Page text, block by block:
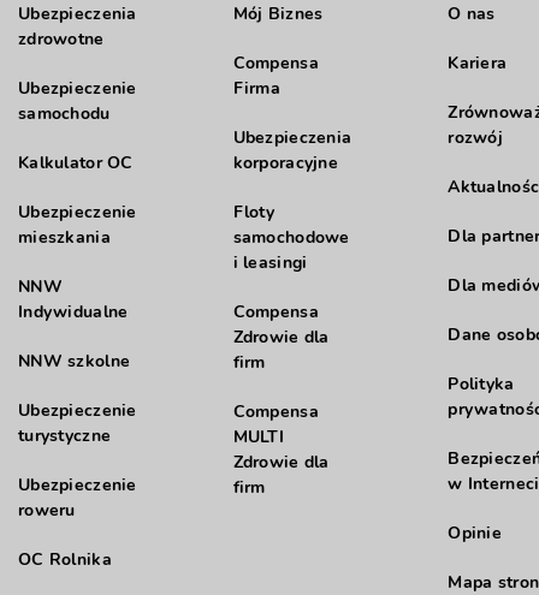
Ubezpieczenia
zdrowotne
Ubezpieczenie
samochodu
Kalkulator OC
Ubezpieczenie
mieszkania
NNW
Indywidualne
NNW szkolne
Ubezpieczenie
turystyczne
Ubezpieczenie
roweru
OC Rolnika
Mój Biznes
Compensa
Firma
Ubezpieczenia
korporacyjne
Floty
samochodowe
i leasingi
Compensa
Zdrowie dla
firm
Compensa
MULTI
Zdrowie dla
firm
O nas
Kariera
rozwój
Dla
Dla
Dane
Polityka
w
Opinie
Mapa